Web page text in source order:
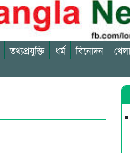
তথ্যপ্রযুক্তি ধর্ম বিনোদন